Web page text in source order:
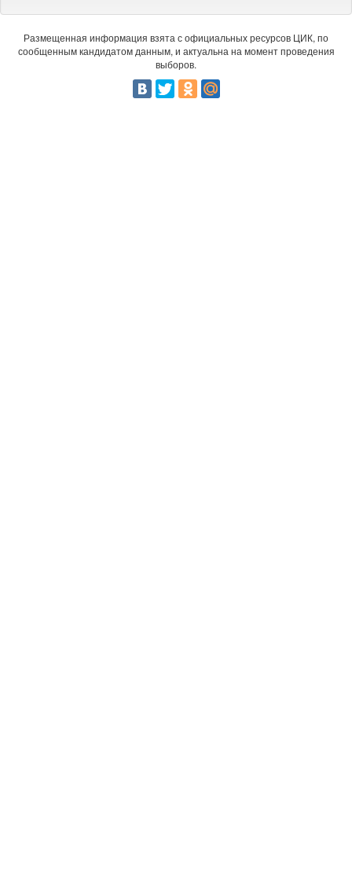
Размещенная информация взята с официальных ресурсов ЦИК, по
сообщенным кандидатом данным, и актуальна на момент проведения
выборов.